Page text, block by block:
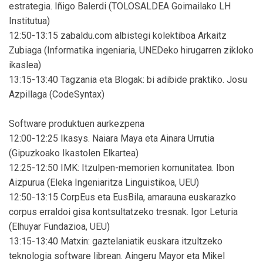
estrategia. Iñigo Balerdi (TOLOSALDEA Goimailako LH
Institutua)
12:50-13:15 zabaldu.com albistegi kolektiboa Arkaitz
Zubiaga (Informatika ingeniaria, UNEDeko hirugarren zikloko
ikaslea)
13:15-13:40 Tagzania eta Blogak: bi adibide praktiko. Josu
Azpillaga (CodeSyntax)
Software produktuen aurkezpena
12:00-12:25 Ikasys. Naiara Maya eta Ainara Urrutia
(Gipuzkoako Ikastolen Elkartea)
12:25-12:50 IMK: Itzulpen-memorien komunitatea. Ibon
Aizpurua (Eleka Ingeniaritza Linguistikoa, UEU)
12:50-13:15 CorpEus eta EusBila, amarauna euskarazko
corpus erraldoi gisa kontsultatzeko tresnak. Igor Leturia
(Elhuyar Fundazioa, UEU)
13:15-13:40 Matxin: gaztelaniatik euskara itzultzeko
teknologia software librean. Aingeru Mayor eta Mikel